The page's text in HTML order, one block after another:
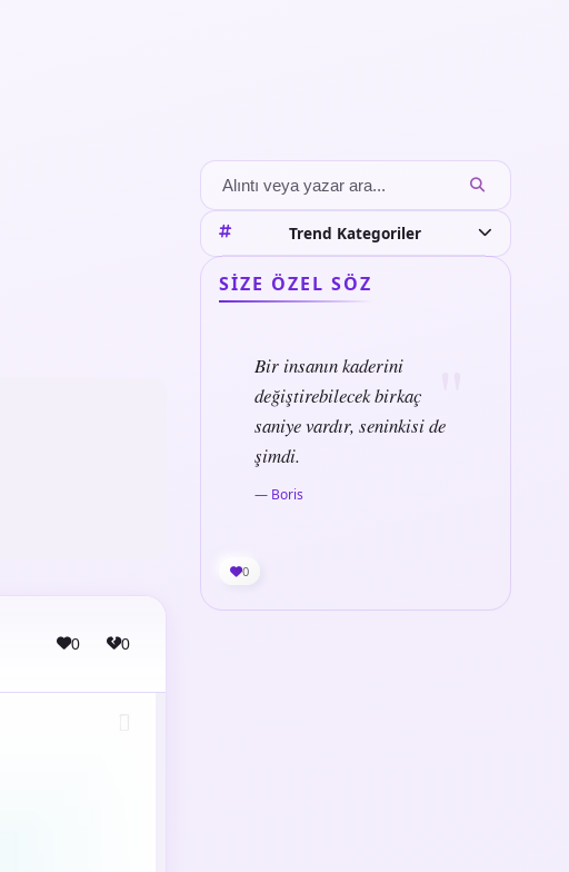
0 0
Trend Kategoriler
SIZE ÖZEL SÖZ
Bir insanın kaderini
değiştirebilecek birkaç
saniye vardır, seninkisi de
şimdi.
— Boris
0